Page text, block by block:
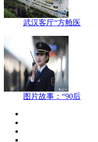
武汉客厅“方舱医
图片故事：“90后